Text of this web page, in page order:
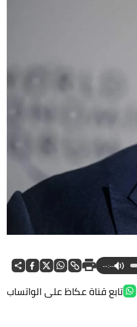
--:--
تابع قناة عكاظ على الواتساب